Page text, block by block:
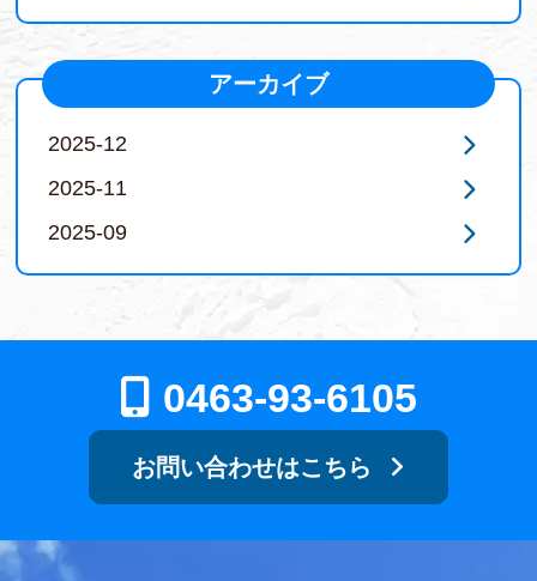
アーカイブ
2025-12
2025-11
2025-09
0463-93-6105
お問い合わせはこちら